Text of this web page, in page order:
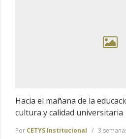
Hacia el mañana de la
cultura y calidad universitaria
Por CETYS Institucional 3